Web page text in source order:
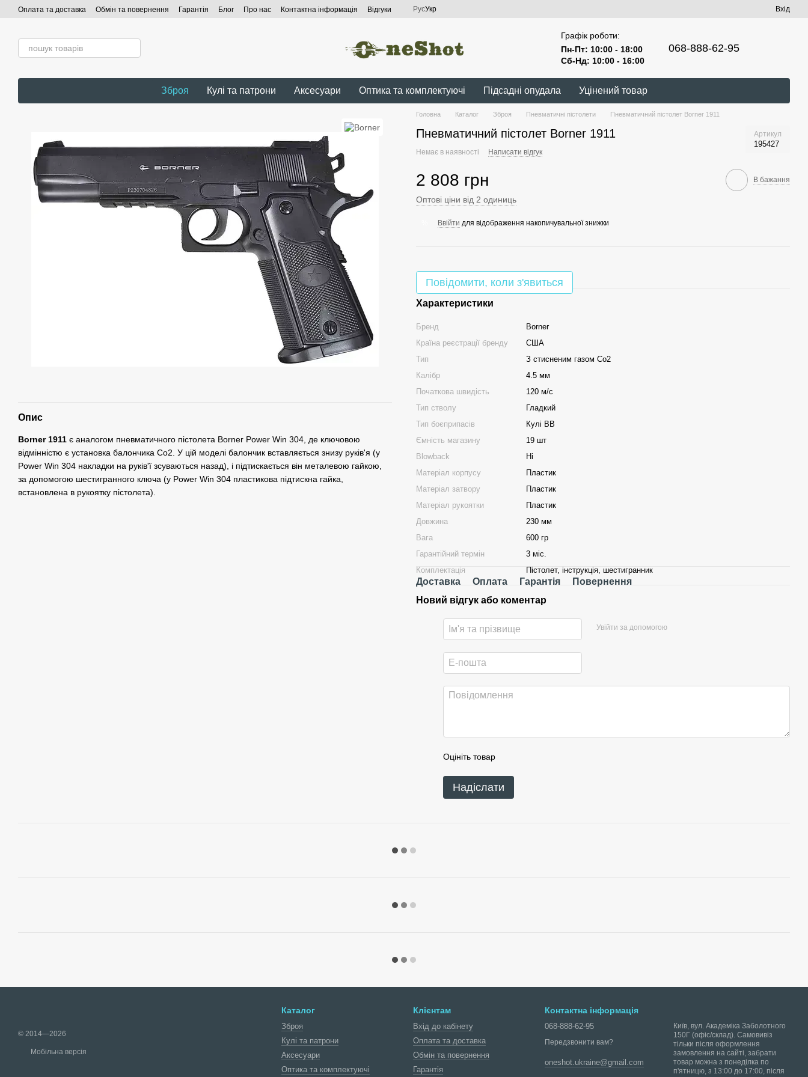
Перейти до основного контенту
Оплата та доставка Обмін та повернення Гарантія Блог Про нас Контактна інформація Відгуки РусУкр Вхід
Графік роботи:
Пн-Пт: 10:00 - 18:00
Сб-Нд: 10:00 - 16:00
068-888-62-95
Зброя Кулі та патрони Аксесуари Оптика та комплектуючі Підсадні опудала Уцінений товар
Опис
Borner 1911 є аналогом пневматичного пістолета Borner Power Win 304, де ключовою
відмінністю є установка балончика Со2. У цій моделі балончик вставляється знизу руків'я (у
Power Win 304 накладки на руків'ї зсуваються назад), і підтискається він металевою гайкою,
за допомогою шестигранного ключа (у Power Win 304 пластикова підтискна гайка,
встановлена ​​в рукоятку пістолета).
Головна Каталог Зброя Пневматичні пістолети Пневматичний пістолет Borner 1911
Пневматичний пістолет Borner 1911 Артикул
195427
Немає в наявності Написати відгук
2 808 грн В бажання
Оптові ціни від 2 одиниць
Ввійти для відображення накопичувальної знижки
Повідомити, коли з'явиться
Характеристики
Бренд
Borner
Країна реєстрації бренду
США
Тип
З стисненим газом Со2
Калібр
4.5 мм
Початкова швидість
120 м/с
Тип стволу
Гладкий
Тип боєприпасів
Кулі ВВ
Ємність магазину
19 шт
Blowback
Ні
Матеріал корпусу
Пластик
Матеріал затвору
Пластик
Матеріал рукоятки
Пластик
Довжина
230 мм
Вага
600 гр
Гарантійний термін
3 міс.
Комплектація
Пістолет, інструкція, шестигранник
Доставка Оплата Гарантія
Повернення
Новий відгук або коментар
Увійти за допомогою
Оцініть товар
Надіслати
© 2014—2026
Мобільна версія
Каталог
Зброя
Кулі та патрони
Аксесуари
Оптика та комплектуючі
Клієнтам
Вхід до кабінету
Оплата та доставка
Обмін та повернення
Гарантія
Контактна інформація
068-888-62-95
Передзвонити вам?
oneshot.ukraine@gmail.com
Київ, вул. Академіка Заболотного
150Г (офіс/склад). Самовивіз
тільки після оформлення
замовлення на сайті, забрати
товар можна з понеділка по
п'ятницю, з 13:00 до 17:00, після